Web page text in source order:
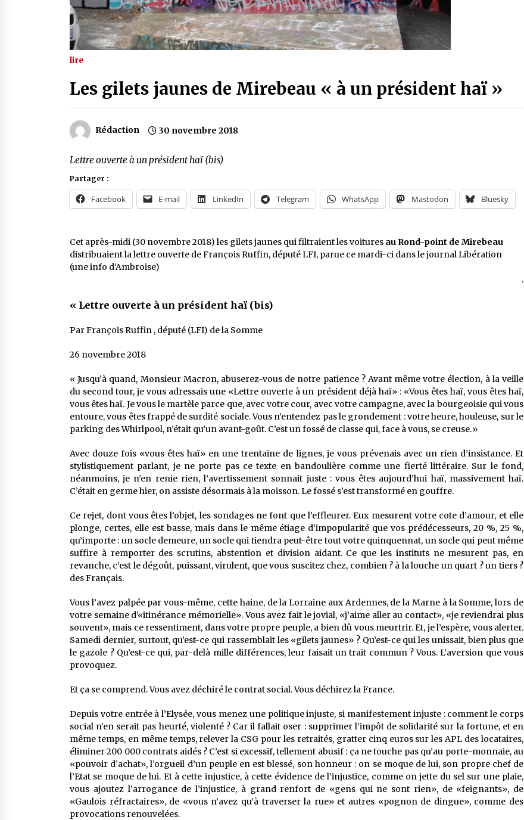
lire
Les gilets jaunes de Mirebeau « à un président haï »
Rédaction 30 novembre 2018
Lettre ouverte à un président haï (bis)
Partager :
Facebook E-mail LinkedIn Telegram WhatsApp Mastodon Bluesky
Cet après-midi (30 novembre 2018) les gilets jaunes qui filtraient les voitures au Rond-point de Mirebeau
distribuaient la lettre ouverte de François Ruffin, député LFI, parue ce mardi-ci dans le journalLibération
(une info d’Ambroise)
.
« Lettre ouverte à un président haï (bis)
Par François Ruffin , député (LFI) de la Somme
26 novembre 2018
« Jusqu’à quand, Monsieur Macron, abuserez-vous de notre patience ? Avant même votre élection, à la veille
du second tour, je vous adressais une «Lettre ouverte à un président déjà haï» : «Vous êtes haï, vous êtes haï,
vous êtes haï. Je vous le martèle parce que, avec votre cour, avec votre campagne, avec la bourgeoisie qui vous
entoure, vous êtes frappé de surdité sociale. Vous n’entendez pas le grondement : votre heure, houleuse, sur le
parking des Whirlpool, n’était qu’un avant-goût. C’est un fossé de classe qui, face à vous, se creuse.»
Avec douze fois «vous êtes haï» en une trentaine de lignes, je vous prévenais avec un rien d’insistance. Et
stylistiquement parlant, je ne porte pas ce texte en bandoulière comme une fierté littéraire. Sur le fond,
néanmoins, je n’en renie rien, l’avertissement sonnait juste : vous êtes aujourd’hui haï, massivement haï.
C’était en germe hier, on assiste désormais à la moisson. Le fossé s’est transformé en gouffre.
Ce rejet, dont vous êtes l’objet, les sondages ne font que l’effleurer. Eux mesurent votre cote d’amour, et elle
plonge, certes, elle est basse, mais dans le même étiage d’impopularité que vos prédécesseurs, 20 %, 25 %,
qu’importe : un socle demeure, un socle qui tiendra peut-être tout votre quinquennat, un socle qui peut même
suffire à remporter des scrutins, abstention et division aidant. Ce que les instituts ne mesurent pas, en
revanche, c’est le dégoût, puissant, virulent, que vous suscitez chez, combien ? à la louche un quart ? un tiers ?
des Français.
Vous l’avez palpée par vous-même, cette haine, de la Lorraine aux Ardennes, de la Marne à la Somme, lors de
votre semaine d’«itinérance mémorielle». Vous avez fait le jovial, «j’aime aller au contact», «je reviendrai plus
souvent», mais ce ressentiment, dans votre propre peuple, a bien dû vous meurtrir. Et, je l’espère, vous alerter.
Samedi dernier, surtout, qu’est-ce qui rassemblait les «gilets jaunes» ? Qu’est-ce qui les unissait, bien plus que
le gazole ? Qu’est-ce qui, par-delà mille différences, leur faisait un trait commun ? Vous. L’aversion que vous
provoquez.
Et ça se comprend. Vous avez déchiré le contrat social. Vous déchirez la France.
Depuis votre entrée à l’Elysée, vous menez une politique injuste, si manifestement injuste : comment le corps
social n’en serait pas heurté, violenté ? Car il fallait oser : supprimer l’impôt de solidarité sur la fortune, et en
même temps, en même temps, relever la CSG pour les retraités, gratter cinq euros sur les APL des locataires,
éliminer 200 000 contrats aidés ? C’est si excessif, tellement abusif : ça ne touche pas qu’au porte-monnaie, au
«pouvoir d’achat», l’orgueil d’un peuple en est blessé, son honneur : on se moque de lui, son propre chef de
l’Etat se moque de lui. Et à cette injustice, à cette évidence de l’injustice, comme on jette du sel sur une plaie,
vous ajoutez l’arrogance de l’injustice, à grand renfort de «gens qui ne sont rien», de «feignants», de
«Gaulois réfractaires», de «vous n’avez qu’à traverser la rue» et autres «pognon de dingue», comme des
provocations renouvelées.